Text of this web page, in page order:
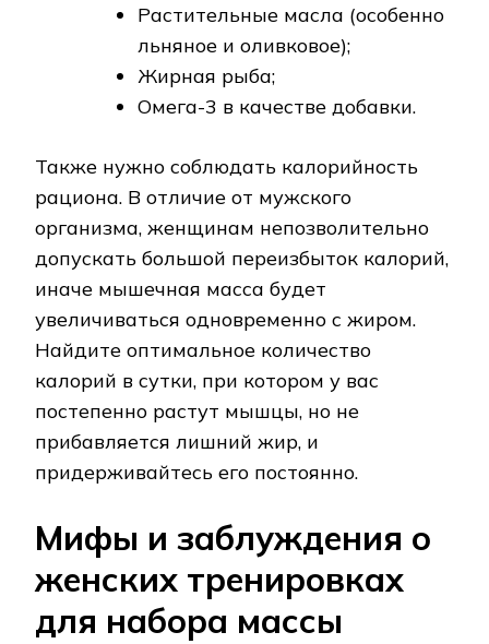
Растительные масла (особенно
льняное и оливковое);
Жирная рыба;
Омега-3 в качестве добавки.
Также нужно соблюдать калорийность
рациона. В отличие от мужского
организма, женщинам непозволительно
допускать большой переизбыток калорий,
иначе мышечная масса будет
увеличиваться одновременно с жиром.
Найдите оптимальное количество
калорий в сутки, при котором у вас
постепенно растут мышцы, но не
прибавляется лишний жир, и
придерживайтесь его постоянно.
Мифы и заблуждения о
женских тренировках
для набора массы